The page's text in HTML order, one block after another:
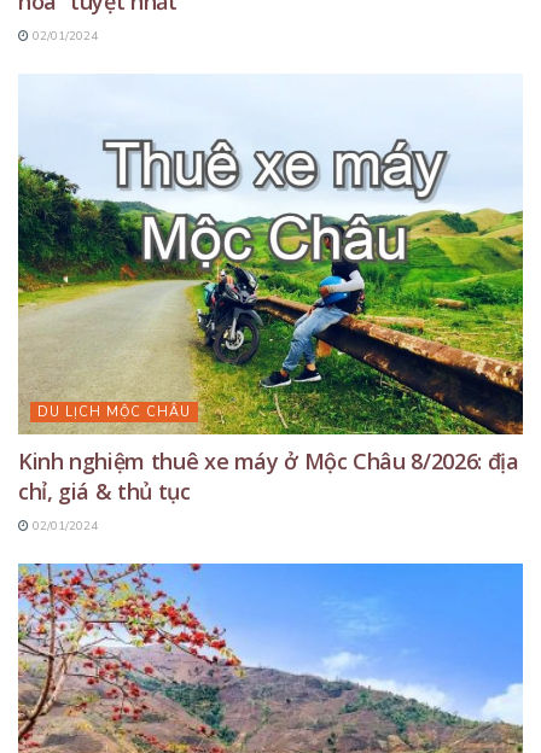
02/01/2024
DU LỊCH MỘC CHÂU
Kinh nghiệm thuê xe máy ở Mộc Châu 8/2026: địa
chỉ, giá & thủ tục
02/01/2024